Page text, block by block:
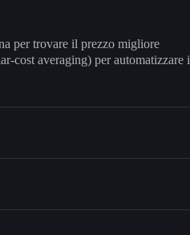
per trovare il prezzo migliore
cost averaging) per automatizzare i